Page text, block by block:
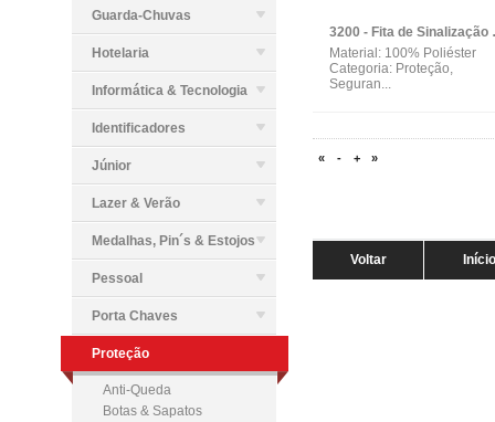
Guarda-Chuvas
Hotelaria
Informática & Tecnologia
Identificadores
Júnior
Lazer & Verão
Medalhas, Pin´s & Estojos
Pessoal
Porta Chaves
Proteção
Anti-Queda
Botas & Sapatos
3200 -
Material: 100% Poliéster
Categoria: Proteção,
Seguran...
« - + »
Voltar Início